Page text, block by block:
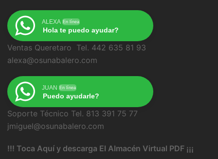
ALEXA En línea
Hola te puedo ayudar?
Ventas Queretaro Tel. 442 635 81 93
alexa@osunabalero.com
JUAN En línea
Puedo ayudarle?
Soporte Técnico Tel. 813 391 75 77
jmiguel@osunabalero.com
!!! Toca Aquí y descarga El Almacén Virtual PDF ¡¡¡